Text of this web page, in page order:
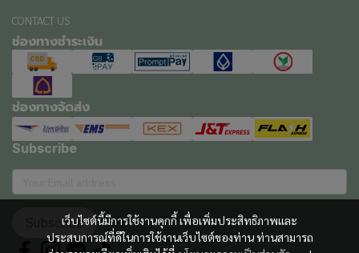
เว็บไซต์นี้มีการใช้งานคุกกี้ เพื่อเพิ่มประสิทธิภาพและ
ประสบการณ์ที่ดีในการใช้งานเว็บไซต์ของท่าน ท่านสามารถ
CONTACT US
ช่องทางชำระเงิน
ช่องทางจัดส่ง
Subscribe
Subscribe